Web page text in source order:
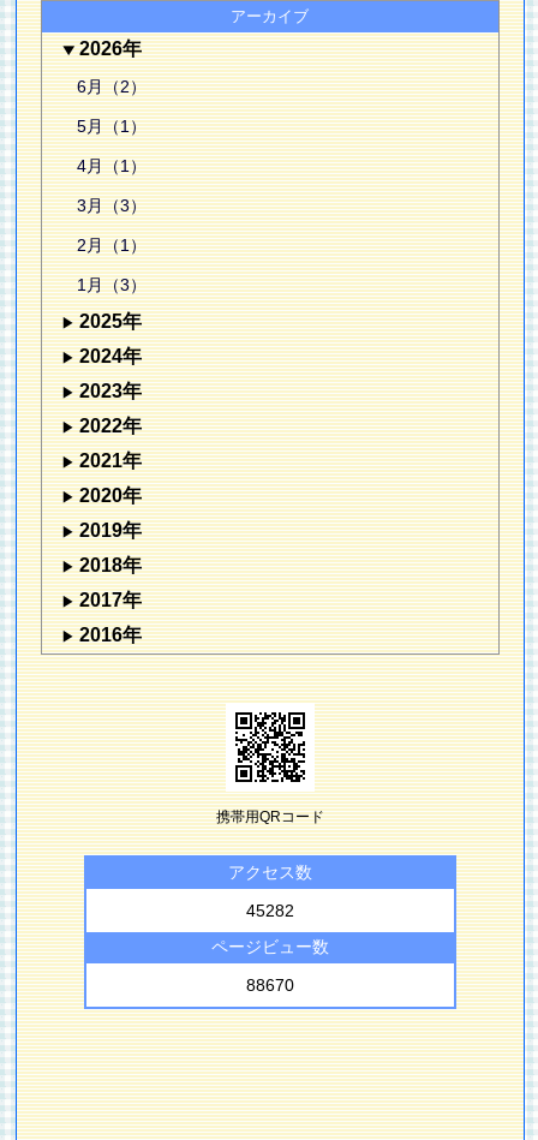
アーカイブ
2026年
6月（2）
5月（1）
4月（1）
3月（3）
2月（1）
1月（3）
2025年
2024年
2023年
2022年
2021年
2020年
2019年
2018年
2017年
2016年
携帯用QRコード
アクセス数
45282
ページビュー数
88670